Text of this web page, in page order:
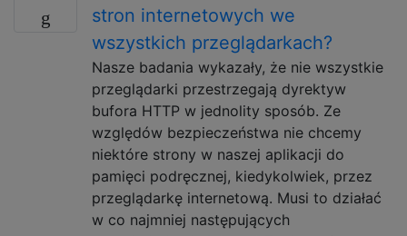
stron internetowych we
wszystkich przeglądarkach?
Nasze badania wykazały, że nie wszystkie
przeglądarki przestrzegają dyrektyw
bufora HTTP w jednolity sposób. Ze
względów bezpieczeństwa nie chcemy
niektóre strony w naszej aplikacji do
pamięci podręcznej, kiedykolwiek, przez
przeglądarkę internetową. Musi to działać
w co najmniej następujących